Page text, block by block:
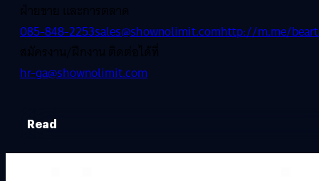
ฝ่ายขาย และการตลาด
085-848-2253sales@shownolimit.comhttp://m.me/
สมัครงาน/ฝึกงาน ติดต่อได้ที่
hr-ga@shownolimit.com
Read